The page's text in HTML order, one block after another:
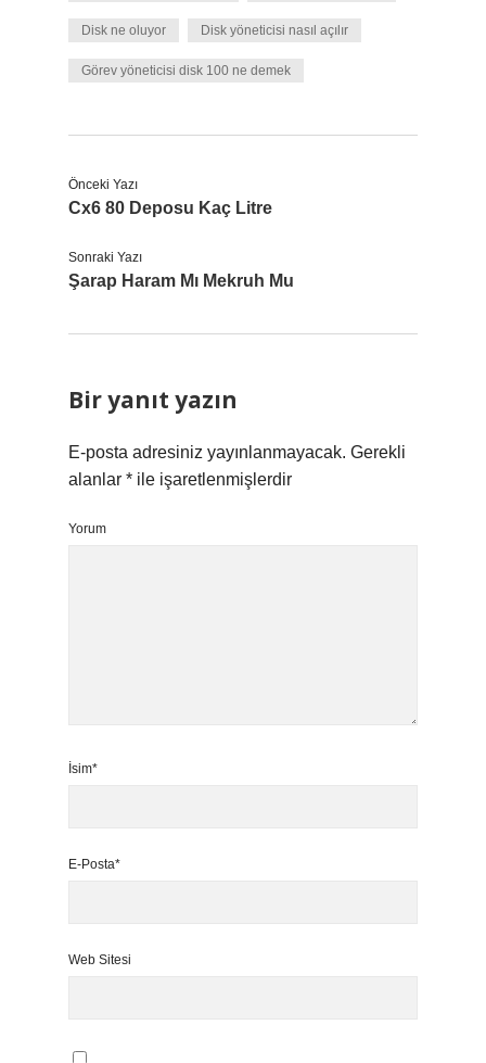
Disk ne oluyor Disk yöneticisi nasıl açılır
Görev yöneticisi disk 100 ne demek
Önceki Yazı
Cx6 80 Deposu Kaç Litre
Sonraki Yazı
Şarap Haram Mı Mekruh Mu
Bir yanıt yazın
E-posta adresiniz yayınlanmayacak. Gerekli
alanlar * ile işaretlenmişlerdir
Yorum
İsim*
E-Posta*
Web Sitesi